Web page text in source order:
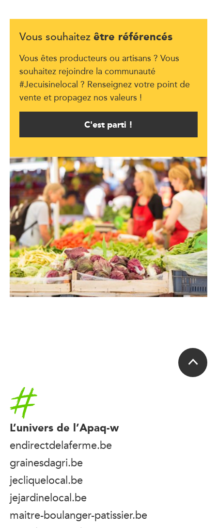
Vous souhaitez être référencés
Vous êtes producteurs ou artisans ? Vous
souhaitez rejoindre la communauté
#Jecuisinelocal ? Renseignez votre point de
vente et propagez nos valeurs !
C'est parti !
Accueil
L’univers de l’Apaq-w
endirectdelaferme.be
grainesdagri.be
jecliquelocal.be
jejardinelocal.be
maitre-boulanger-patissier.be